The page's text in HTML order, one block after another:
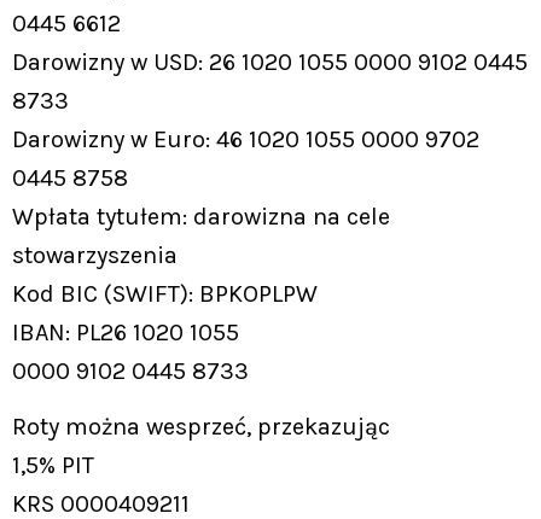
0445 6612
Darowizny w USD: 26 1020 1055 0000 9102 0445
8733
Darowizny w Euro: 46 1020 1055 0000 9702
0445 8758
Wpłata tytułem: darowizna na cele
stowarzyszenia
Kod BIC (SWIFT): BPKOPLPW
IBAN: PL26 1020 1055
0000 9102 0445 8733
Roty można wesprzeć, przekazując
1,5% PIT
KRS 0000409211